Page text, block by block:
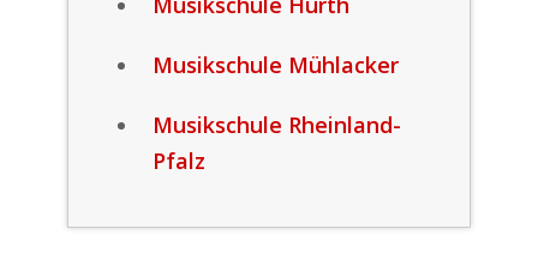
Musikschule Mühlacker
Musikschule Rheinland-
Pfalz